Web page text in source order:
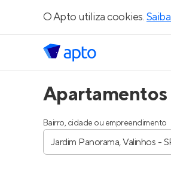
O Apto utiliza cookies.
Apartamentos
Bairro, cidade ou empreendimento